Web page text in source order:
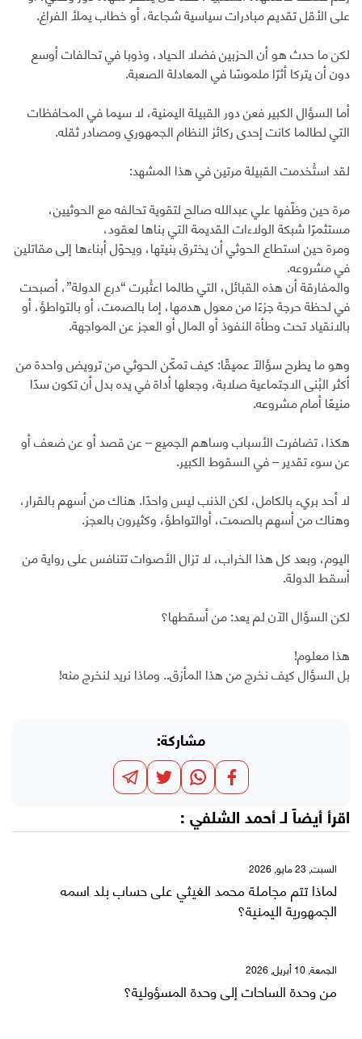
على الأقل تقديم مبادرات سياسية شجاعة، أو خطاب يملأ الفراغ.
لكن ما حدث هو أن الحزبين فضلا الحياد، وذوبا في تحالفات أوسع
دون أن يتركا أثرًا ملموسًا في المعادلة الصعبة.
أما السؤال الكبير فعن دور القبيلة اليمنية، لا سيما في المحافظات
التي لطالما كانت إحدى ركائز النظام الجمهوري ومصادر ثقله.
لقد استُخدمت القبيلة مرتين في هذا المشهد:
مرة حين وظّفها علي عبدالله صالح لتقوية تحالفه مع الحوثيين،
مستثمرًا شبكة الولاءات القديمة التي بناها لعقود،
ومرة حين استطاع الحوثي أن يخترق بنيتها، ويحوّل أبناءها إلى مقاتلين
في مشروعه.
والمفارقة أن هذه القبائل، التي طالما اعتُبرت “درع الدولة”، أصبحت
في لحظة حرجة جزءًا من معول هدمها، إما بالصمت، أو بالتواطؤ، أو
بالانقياد تحت وطأة النفوذ أو المال أو العجز عن المواجهة.
وهو ما يطرح سؤالًا عميقًا: كيف تمكّن الحوثي من ترويض واحدة من
أكثر البُنى الاجتماعية صلابة، وجعلها أداة في يده بدل أن تكون سدًا
منيعًا أمام مشروعه.
هكذا، تضافرت الأسباب وساهم الجميع – عن قصد أو عن ضعف أو
عن سوء تقدير – في السقوط الكبير.
لا أحد بريء بالكامل، لكن الذنب ليس واحدًا. هناك من أسهم بالقرار،
وهناك من أسهم بالصمت، أوالتواطؤ، وكثيرون بالعجز.
اليوم، وبعد كل هذا الخراب، لا تزال الأصوات تتنافس على رواية من
أسقط الدولة.
لكن السؤال الآن لم يعد: من أسقطها؟
هذا معلوم!
بل السؤال كيف نخرج من هذا المأزق.. وماذا نريد لنخرج منه!
مشاركة:
اقرأ أيضاً لـ أحمد الشلفي :
السبت, 23 مايو, 2026
لماذا تتم مجاملة محمد الغيثي على حساب بلد اسمه
الجمهورية اليمنية؟
الجمعة, 10 أبريل, 2026
من وحدة الساحات إلى وحدة المسؤولية؟